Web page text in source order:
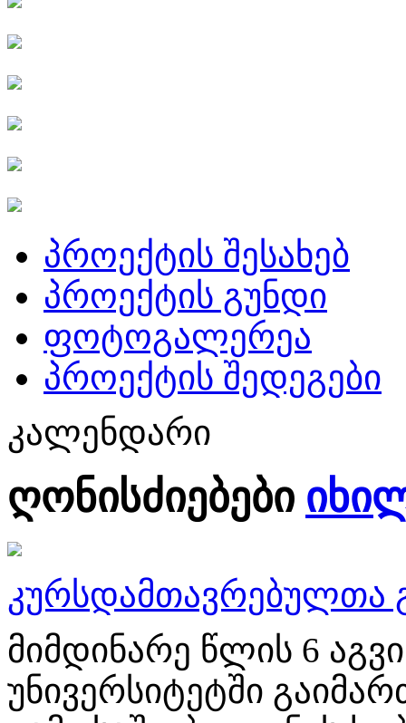
პროექტის შესახებ
პროექტის გუნდი
ფოტოგალერეა
პროექტის შედეგები
კალენდარი
ღონისძიებები
კურსდამთავრებულთა
მიმდინარე წლის 6
უნივერსიტეტში